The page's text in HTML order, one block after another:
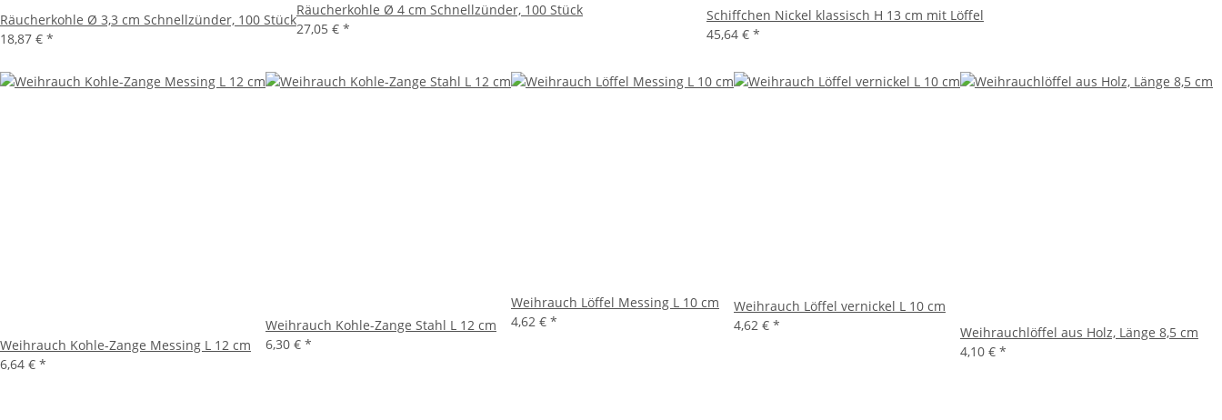
Räucherkohle Ø 3,3 cm Schnellzünder, 100 Stück
18,87 € *
Räucherkohle Ø 4 cm Schnellzünder, 100 Stück
27,05 € *
Schiffchen Nickel klassisch H 13 cm mit Löffel
45,64 € *
Weihrauch Kohle-Zange Messing L 12 cm
6,64 € *
Weihrauch Kohle-Zange Stahl L 12 cm
6,30 € *
Weihrauch Löffel Messing L 10 cm
4,62 € *
Weihrauch Löffel vernickel L 10 cm
4,62 € *
Weihrauchlöffel aus Holz, Länge 8,5 cm
4,10 € *